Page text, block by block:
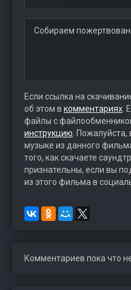
Собираем
Если ссылка на
об этом в комментариях .
файлы с
инструкцию .
музыке из данного
того, как скачаете
признательны, если вы
из этого фильма в
Комментариев пока что